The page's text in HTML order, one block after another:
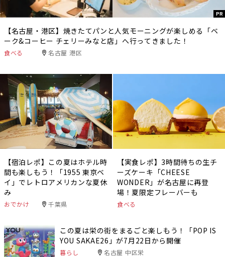
PR
【名古屋・港区】焼きたてパンと人気モーニングが楽しめる「ベ
ーク&コーヒー チェリーみなと店」へ行ってきました！
食べる 名古屋 港区
【宿泊レポ】この夏はホテル時
間も楽しもう！「1955 東京ベ
イ」でレトロアメリカンな夏休
み
おでかけ 千葉県
【実食レポ】3時間待ちの生チ
ーズケーキ「CHEESE
WONDER」が名古屋に再登
場！夏限定フレーバーも
食べる
この夏は栄の街をまるごと楽しもう！「POP IS
YOU SAKAE26」が7月22日から開催
暮らし 名古屋 中区栄